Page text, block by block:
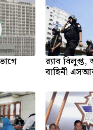
র‍্যাব
বাহিনী